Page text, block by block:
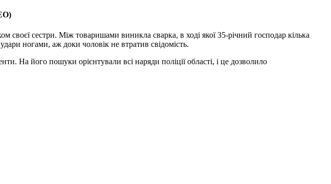
своєї сестри. Між товаришами виникла сварка, в ході якої 35-річний господар кілька
ногами, аж доки чоловік не втратив свідомість.
На його пошуки орієнтували всі наряди поліції області, і це дозволило